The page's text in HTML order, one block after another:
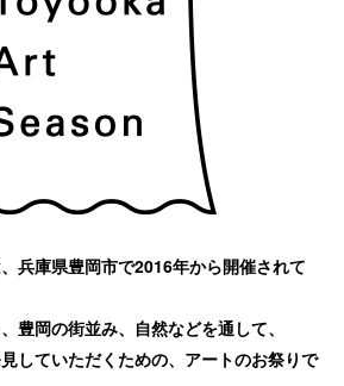
兵庫県豊岡市で2016年から開催されて
豊岡の街並み、自然などを通して、
していただくための、アートのお祭りで